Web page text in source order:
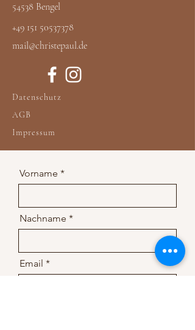
54538 Bengel
‭+49 151 50537378
mail@christepaul.de
Datenschutz
AGB
Impressum
Vorname
Nachname
Email